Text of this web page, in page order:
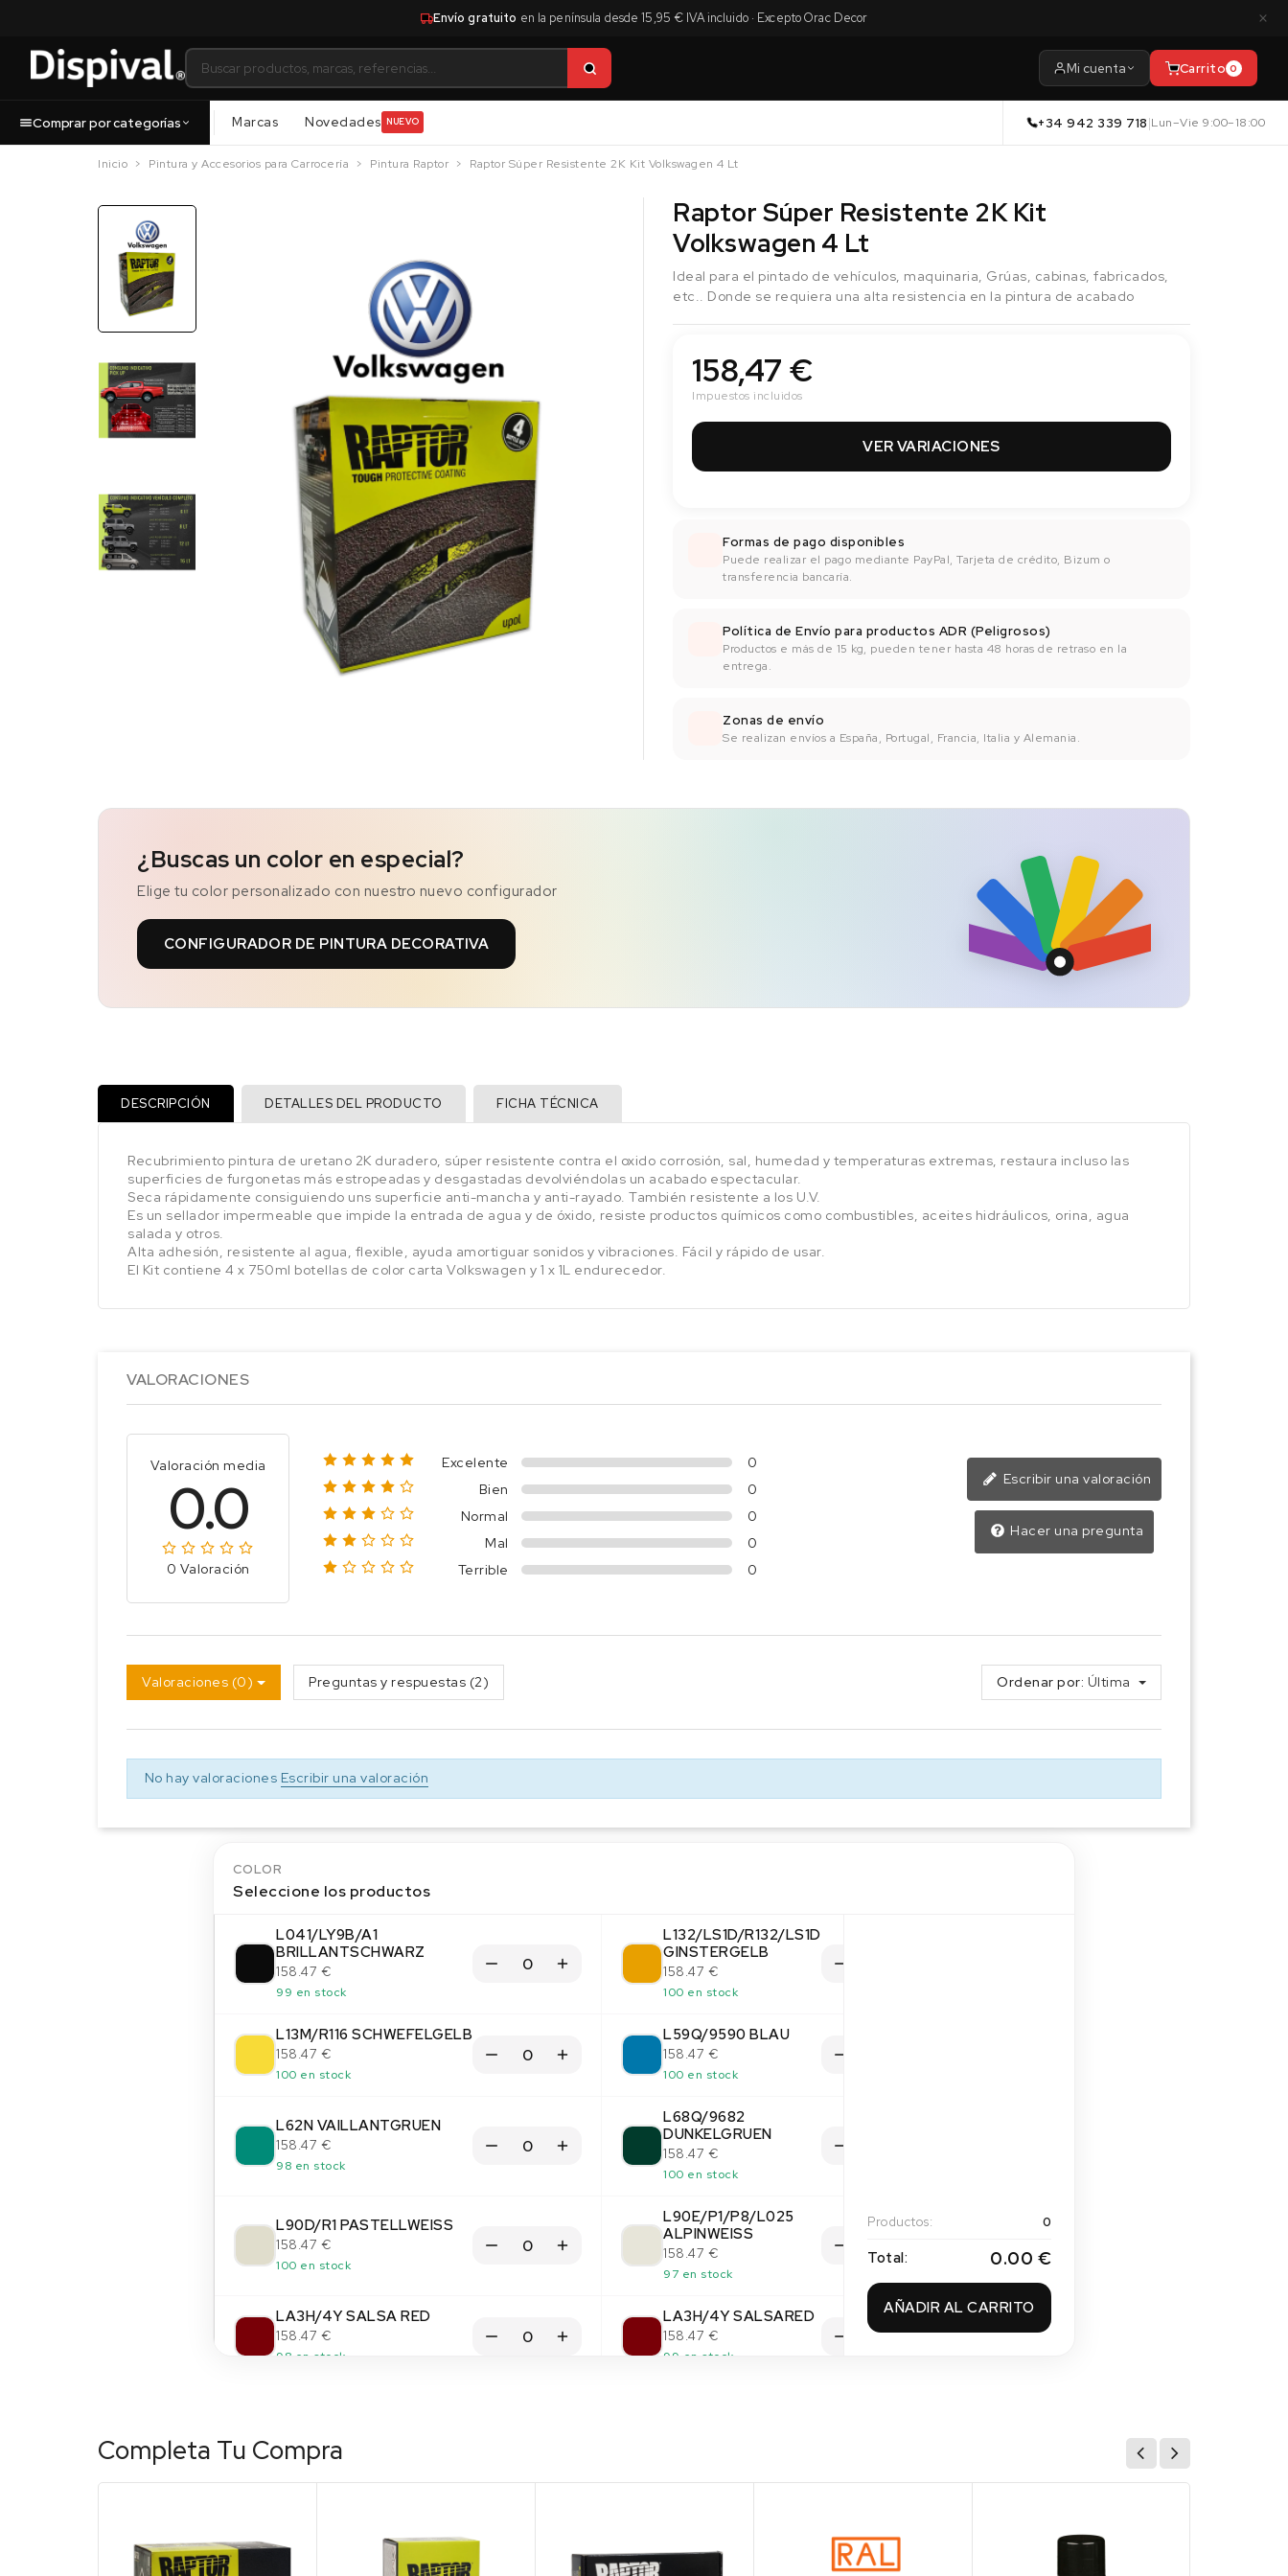
Envío gratuito en la península desde 15,95 € IVA incluido · Excepto Orac Decor ×
Mi cuenta Carrito 0
Comprar por categorías Marcas Novedades NUEVO +34 942 339 718|Lun–Vie 9:00–18:00
Inicio Pintura y Accesorios para Carrocería Pintura Raptor Raptor Súper Resistente 2K Kit Volkswagen 4 Lt
Raptor Súper Resistente 2K Kit
Volkswagen 4 Lt
Ideal para el pintado de vehículos, maquinaria, Grúas, cabinas, fabricados,
etc.. Donde se requiera una alta resistencia en la pintura de acabado
158,47 €
Impuestos incluidos
VER VARIACIONES
Formas de pago disponibles
Puede realizar el pago mediante PayPal, Tarjeta de crédito, Bizum o
transferencia bancaría.
Política de Envío para productos ADR (Peligrosos)
Productos e más de 15 kg, pueden tener hasta 48 horas de retraso en la
entrega.
Zonas de envío
Se realizan envíos a España, Portugal, Francia, Italia y Alemania.
¿Buscas un color en especial?
Elige tu color personalizado con nuestro nuevo configurador
CONFIGURADOR DE PINTURA DECORATIVA
DESCRIPCIÓN DETALLES DEL PRODUCTO FICHA TÉCNICA
Recubrimiento pintura de uretano 2K duradero, súper resistente contra el oxido corrosión, sal, humedad y temperaturas extremas, restaura incluso las
superficies de furgonetas más estropeadas y desgastadas devolviéndolas un acabado espectacular.
Seca rápidamente consiguiendo uns superficie anti-mancha y anti-rayado. También resistente a los U.V.
Es un sellador impermeable que impide la entrada de agua y de óxido, resiste productos químicos como combustibles, aceites hidráulicos, orina, agua
salada y otros.
Alta adhesión, resistente al agua, flexible, ayuda amortiguar sonidos y vibraciones. Fácil y rápido de usar.
El Kit contiene 4 x 750ml botellas de color carta Volkswagen y 1 x 1L endurecedor.
VALORACIONES
Valoración media
0.0
0 Valoración
Excelente
0
Bien
0
Normal
0
Mal
0
Terrible
0
Escribir una valoración
Hacer una pregunta
Valoraciones (0) Preguntas y respuestas (2) Ordenar por: Última
No hay valoraciones Escribir una valoración
COLOR
Seleccione los productos
L041/LY9B/A1
BRILLANTSCHWARZ
158.47 €
99 en stock
L132/LS1D/R132/LS1D
GINSTERGELB
158.47 €
100 en stock
L13M/R116 SCHWEFELGELB
158.47 €
100 en stock
L59Q/9590 BLAU
158.47 €
100 en stock
L62N VAILLANTGRUEN
158.47 €
98 en stock
L68Q/9682
DUNKELGRUEN
158.47 €
100 en stock
L90D/R1 PASTELLWEISS
158.47 €
100 en stock
L90E/P1/P8/L025
ALPINWEISS
158.47 €
97 en stock
LA3H/4Y SALSA RED
158.47 €
98 en stock
LA3H/4Y SALSARED
158.47 €
99 en stock
100 en stock
100 en stock
100 en stock
Productos: 0
Total: 0.00 €
AÑADIR AL CARRITO
Completa Tu Compra